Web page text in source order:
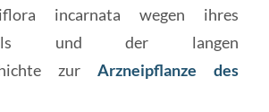
incarnata wegen ihres
und der langen
zurArzneipflanze des